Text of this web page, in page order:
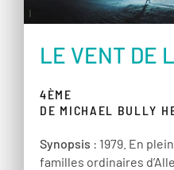
LE VENT DE
4ÈME
DE MICHAEL BULLY
Synopsis : 1979. En
familles ordinaires